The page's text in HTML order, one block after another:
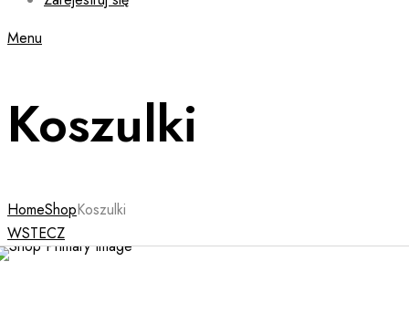
Menu
Koszulki
HomeShopKoszulki
WSTECZ